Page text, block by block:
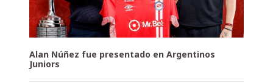
Alan Núñez fue presentado en Argentinos
Juniors